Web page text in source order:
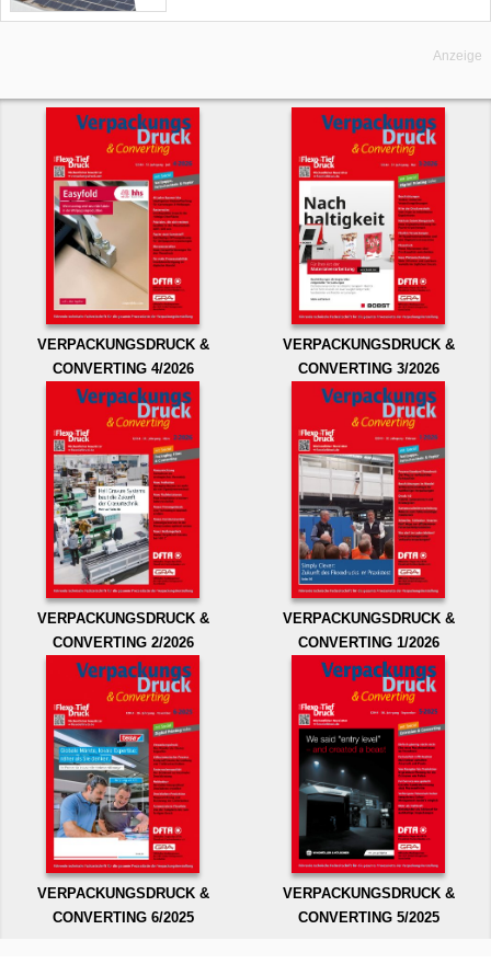
Anzeige
VERPACKUNGSDRUCK &
CONVERTING 4/2026
VERPACKUNGSDRUCK &
CONVERTING 3/2026
VERPACKUNGSDRUCK &
CONVERTING 2/2026
VERPACKUNGSDRUCK &
CONVERTING 1/2026
VERPACKUNGSDRUCK &
CONVERTING 6/2025
VERPACKUNGSDRUCK &
CONVERTING 5/2025